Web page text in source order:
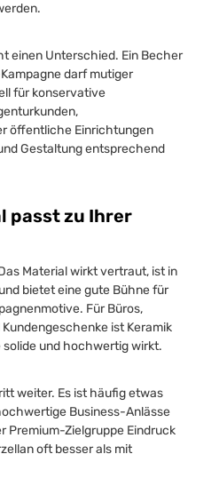
einen Unterschied. Ein Becher
darf mutiger
für konservative
öffentliche Einrichtungen
Gestaltung entsprechend
passt zu Ihrer
Material wirkt vertraut, ist in
bietet eine gute Bühne für
Für Büros,
ist Keramik
solide und hochwertig wirkt.
weiter. Es ist häufig etwas
Business-Anlässe
Premium-Zielgruppe Eindruck
oft besser als mit